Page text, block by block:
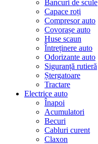
Bancuri de scule
Capace roți
Compresor auto
Covorașe auto
Huse scaun
Întreținere auto
Odorizante auto
Siguranță rutieră
Ștergatoare
Tractare
Electrice auto
Înapoi
Acumulatori
Becuri
Cabluri curent
Claxon